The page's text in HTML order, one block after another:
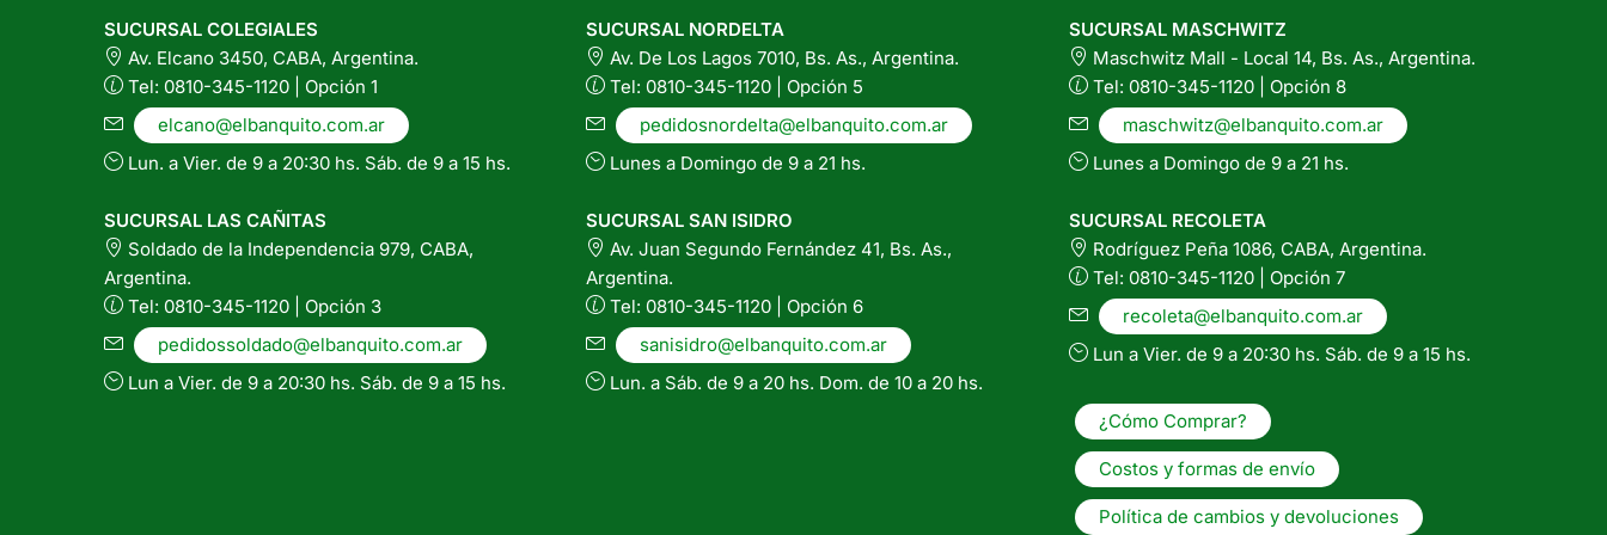
en
la
página
del
producto
en
la
página
del
producto
la
página
del
producto
SUCURSAL COLEGIALES
Av. Elcano 3450, CABA, Argentina.
Tel: 0810-345-1120 | Opción 1
elcano@elbanquito.com.ar
Lun. a Vier. de 9 a 20:30 hs. Sáb. de 9 a 15 hs.
SUCURSAL LAS CAÑITAS
Soldado de la Independencia 979, CABA,
Argentina.
Tel: 0810-345-1120 | Opción 3
pedidossoldado@elbanquito.com.ar
Lun a Vier. de 9 a 20:30 hs. Sáb. de 9 a 15 hs.
SUCURSAL NORDELTA
Av. De Los Lagos 7010, Bs. As., Argentina.
Tel: 0810-345-1120 | Opción 5
pedidosnordelta@elbanquito.com.ar
Lunes a Domingo de 9 a 21 hs.
SUCURSAL SAN ISIDRO
Av. Juan Segundo Fernández 41, Bs. As.,
Argentina.
Tel: 0810-345-1120 | Opción 6
sanisidro@elbanquito.com.ar
Lun. a Sáb. de 9 a 20 hs. Dom. de 10 a 20 hs.
SUCURSAL MASCHWITZ
Maschwitz Mall - Local 14, Bs. As., Argentina.
Tel: 0810-345-1120 | Opción 8
maschwitz@elbanquito.com.ar
Lunes a Domingo de 9 a 21 hs.
SUCURSAL RECOLETA
Rodríguez Peña 1086, CABA, Argentina.
Tel: 0810-345-1120 | Opción 7
recoleta@elbanquito.com.ar
Lun a Vier. de 9 a 20:30 hs. Sáb. de 9 a 15 hs.
¿Cómo Comprar?
Costos y formas de envío
Política de cambios y devoluciones